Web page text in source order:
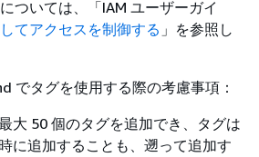
ついては、「IAM ユーザーガイ
てアクセスを制御する 」を参照し
でタグを使用する際の考慮事項：
大 50 個のタグを追加でき、タグは
に追加することも、遡って追加す